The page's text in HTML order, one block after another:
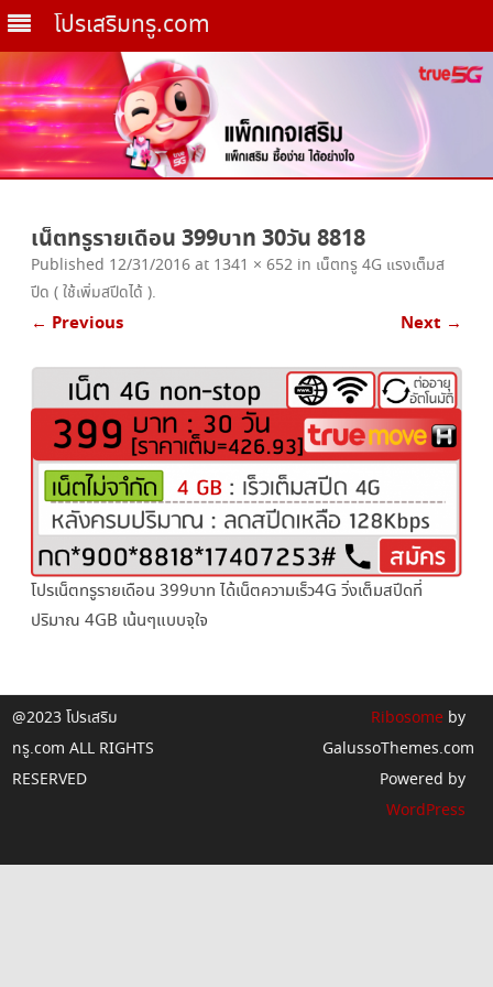
โปรเสริมทรู.com
content
เน็ตทรูรายเดือน 399บาท 30วัน 8818
Published 12/31/2016 at 1341 × 652 in เน็ตทรู 4G แรงเต็มส
ปีด ( ใช้เพิ่มสปีดได้ ).
← Previous Next →
โปรเน็ตทรูรายเดือน 399บาท ได้เน็ตความเร็ว4G วิ่งเต็มสปีดที่
ปริมาณ 4GB เน้นๆแบบจุใจ
@2023 โปรเสริม
ทรู.com ALL RIGHTS
RESERVED
Ribosomeby
GalussoThemes.com
Powered by
WordPress